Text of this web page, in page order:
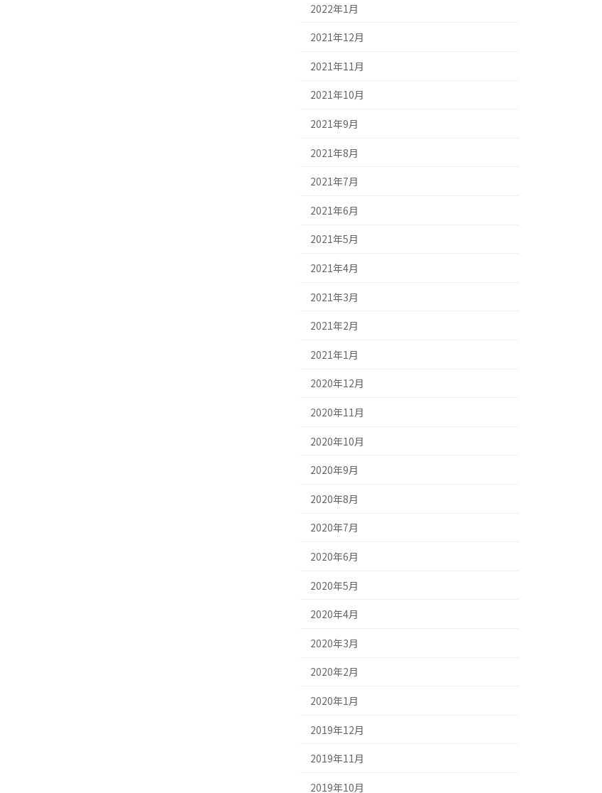
2022年1月
2021年12月
2021年11月
2021年10月
2021年9月
2021年8月
2021年7月
2021年6月
2021年5月
2021年4月
2021年3月
2021年2月
2021年1月
2020年12月
2020年11月
2020年10月
2020年9月
2020年8月
2020年7月
2020年6月
2020年5月
2020年4月
2020年3月
2020年2月
2020年1月
2019年12月
2019年11月
2019年10月